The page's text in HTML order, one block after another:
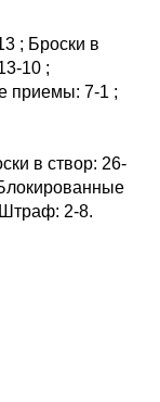
; Броски в
10 ;
приемы: 7-1 ;
в створ: 26-
2-8.